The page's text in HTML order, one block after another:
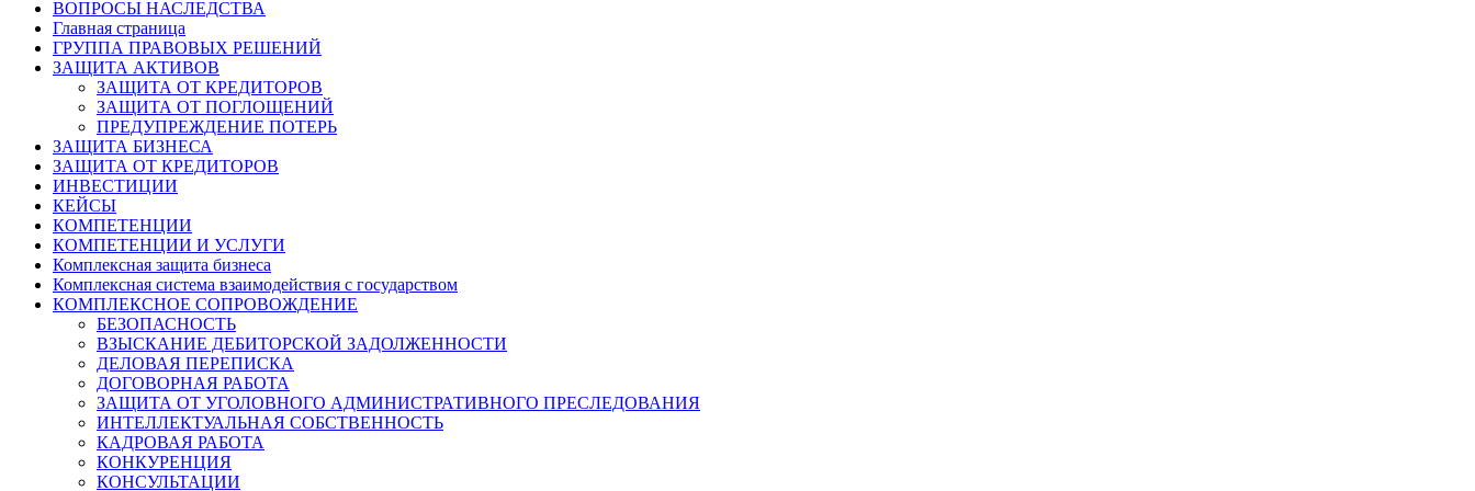
ВОПРОСЫ НАСЛЕДСТВА
Главная страница
ГРУППА ПРАВОВЫХ РЕШЕНИЙ
ЗАЩИТА АКТИВОВ
ЗАЩИТА ОТ КРЕДИТОРОВ
ЗАЩИТА ОТ ПОГЛОЩЕНИЙ
ПРЕДУПРЕЖДЕНИЕ ПОТЕРЬ
ЗАЩИТА БИЗНЕСА
ЗАЩИТА ОТ КРЕДИТОРОВ
ИНВЕСТИЦИИ
КЕЙСЫ
КОМПЕТЕНЦИИ
КОМПЕТЕНЦИИ И УСЛУГИ
Комплексная защита бизнеса
Комплексная система взаимодействия с государством
КОМПЛЕКСНОЕ СОПРОВОЖДЕНИЕ
БЕЗОПАСНОСТЬ
ВЗЫСКАНИЕ ДЕБИТОРСКОЙ ЗАДОЛЖЕННОСТИ
ДЕЛОВАЯ ПЕРЕПИСКА
ДОГОВОРНАЯ РАБОТА
ЗАЩИТА ОТ УГОЛОВНОГО АДМИНИСТРАТИВНОГО ПРЕСЛЕДОВАНИЯ
ИНТЕЛЛЕКТУАЛЬНАЯ СОБСТВЕННОСТЬ
КАДРОВАЯ РАБОТА
КОНКУРЕНЦИЯ
КОНСУЛЬТАЦИИ